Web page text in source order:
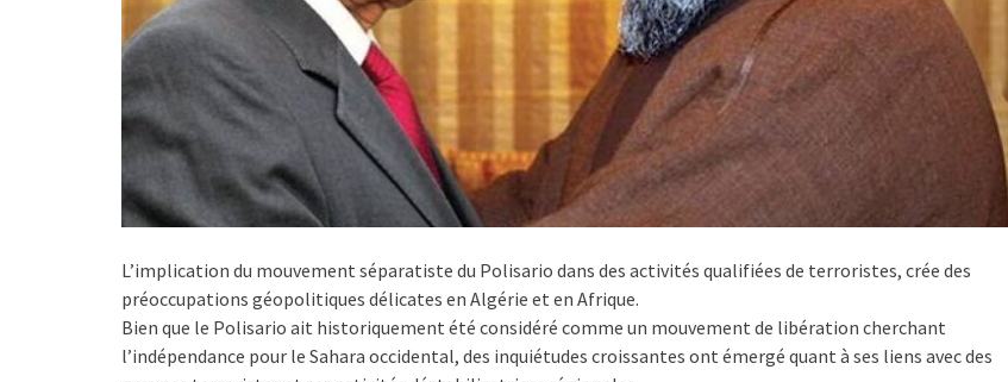
L’implication du mouvement séparatiste du Polisario dans des activités qualifiées de terroristes, crée des
préoccupations géopolitiques délicates en Algérie et en Afrique.
Bien que le Polisario ait historiquement été considéré comme un mouvement de libération cherchant
l’indépendance pour le Sahara occidental, des inquiétudes croissantes ont émergé quant à ses liens avec des